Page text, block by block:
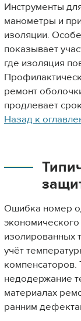
Инструменты
манометры и
изоляции.
показывает
где изоляция
ремонт
продлевает
Назад к
Ошибка номер
изолированных
учёт
компенсаторов.
недодержание
материалах
ранним